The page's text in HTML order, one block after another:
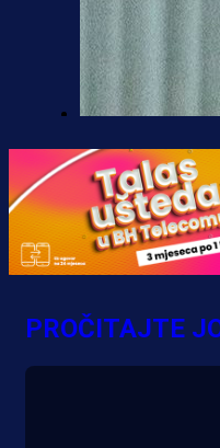
Kakva
dva gola
41 min 5 sekunda
PROČITAJTE